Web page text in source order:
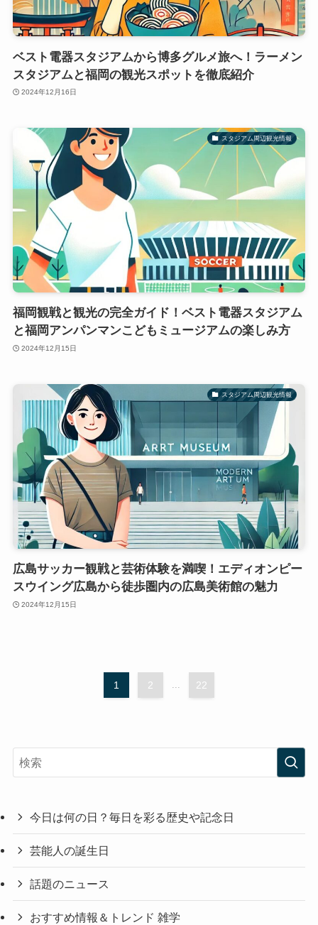
ベスト電器スタジアムから博多グルメ旅へ！ラーメン
スタジアムと福岡の観光スポットを徹底紹介
2024年12月16日
スタジアム周辺観光情報
福岡観戦と観光の完全ガイド！ベスト電器スタジアム
と福岡アンパンマンこどもミュージアムの楽しみ方
2024年12月15日
スタジアム周辺観光情報
広島サッカー観戦と芸術体験を満喫！エディオンピー
スウイング広島から徒歩圏内の広島美術館の魅力
2024年12月15日
1 2 22
今日は何の日？毎日を彩る歴史や記念日
芸能人の誕生日
話題のニュース
おすすめ情報＆トレンド 雑学